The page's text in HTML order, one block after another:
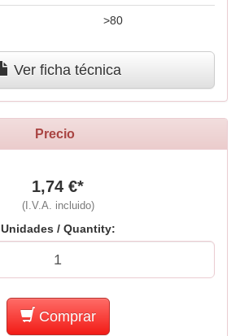
>80
Ver ficha técnica
Precio
1,74 €*
(I.V.A. incluido)
Unidades / Quantity:
Comprar